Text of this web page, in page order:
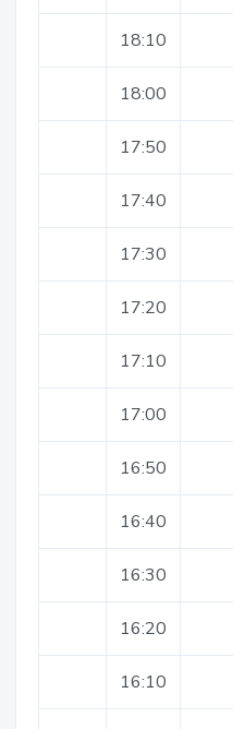
18:10
18:00
17:50
17:40
17:30
17:20
17:10
17:00
16:50
16:40
16:30
16:20
16:10